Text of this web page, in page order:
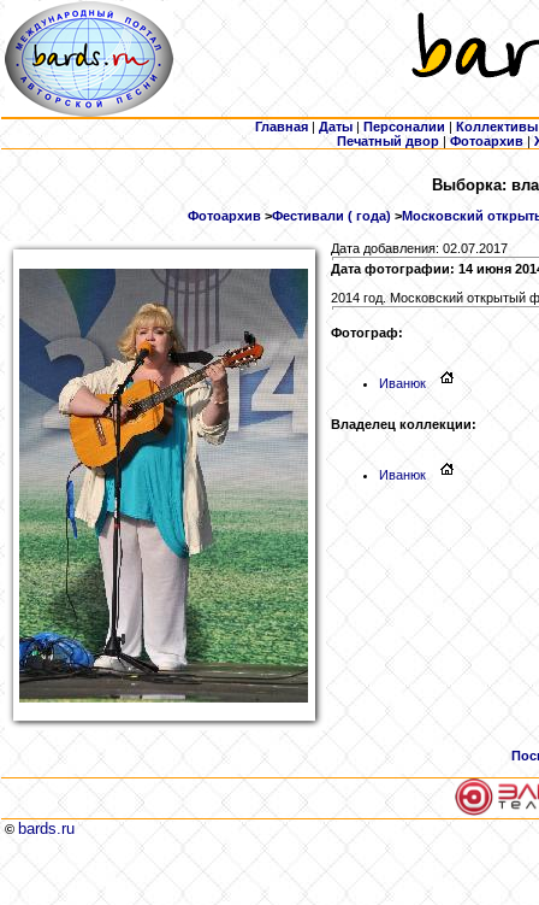
Главная | Даты | Персоналии | Коллективы
Печатный двор |Фотоархив |
Выборка:
Фотоархив>Фестивали ( года) >Московский
Дата добавления: 02.07.2017
Дата фотографии: 14 июня
2014 год. Московский открытый
Фотограф:
Иванюк
Владелец коллекции:
Иванюк
© bards.ru